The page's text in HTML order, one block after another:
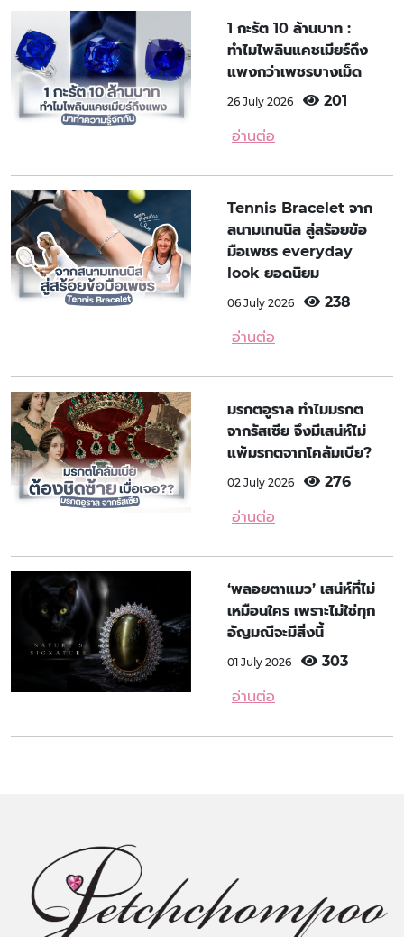
1 กะรัต 10 ล้านบาท :
ทำไมไพลินแคชเมียร์ถึง
แพงกว่าเพชรบางเม็ด
26 July 2026 201
อ่านต่อ
Tennis Bracelet จาก
สนามเทนนิส สู่สร้อยข้อ
มือเพชร everyday
look ยอดนิยม
06 July 2026 238
อ่านต่อ
มรกตอูราล ทำไมมรกต
จากรัสเซีย จึงมีเสน่ห์ไม่
แพ้มรกตจากโคลัมเบีย?
02 July 2026 276
อ่านต่อ
‘พลอยตาแมว’ เสน่ห์ที่ไม่
เหมือนใคร เพราะไม่ใช่ทุก
อัญมณีจะมีสิ่งนี้
01 July 2026 303
อ่านต่อ